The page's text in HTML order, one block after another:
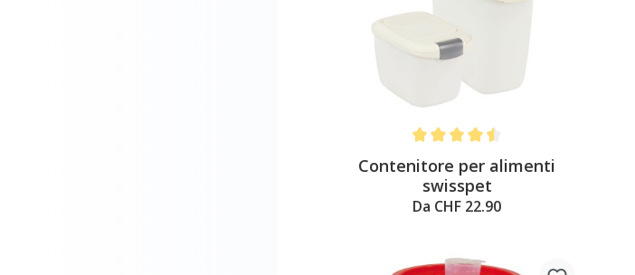
Contenitore per alimenti
swisspet
Da CHF 22.90